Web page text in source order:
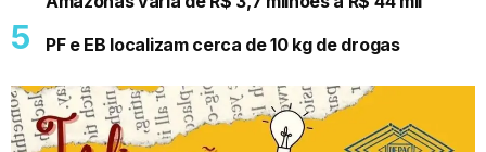
PF e EB localizam cerca de 10 kg de drogas